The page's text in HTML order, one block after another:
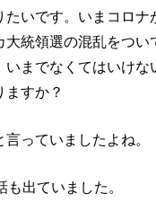
いです。いまコロ
大統領選の混乱をつ
までなくてはいけ
ますか？
っていましたよね。
出ていました。